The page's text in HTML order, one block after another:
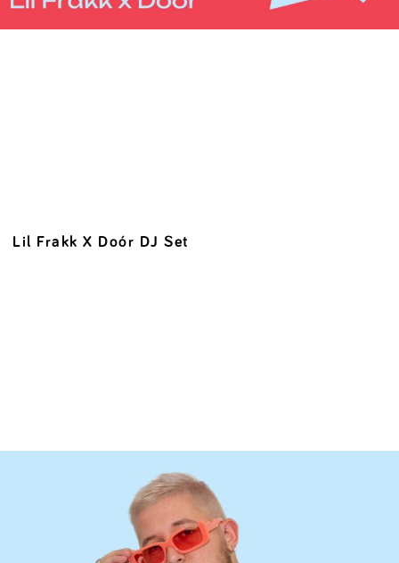
Lil Frakk X Doór DJ Set